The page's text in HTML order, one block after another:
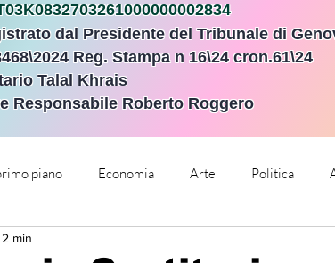
dal Presidente del Tribunale di
Reg. Stampa n 16\24 cron.61\24
Talal Khrais
Responsabile Roberto Roggero
piano Economia Arte Politica
min